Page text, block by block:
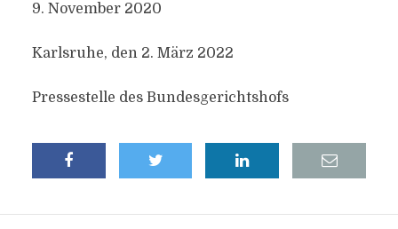
9. November 2020
Karlsruhe, den 2. März 2022
Pressestelle des Bundesgerichtshofs